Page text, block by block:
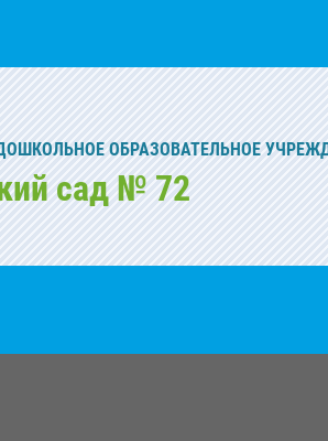
ОБРАЗОВАТЕЛЬНОЕ
сад № 72